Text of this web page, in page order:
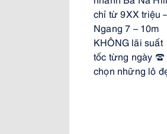
chỉ từ 9XX triệu
Ngang 7 – 10m
KHÔNG lãi suất
tốc từng ngày ☎️
chọn những lô